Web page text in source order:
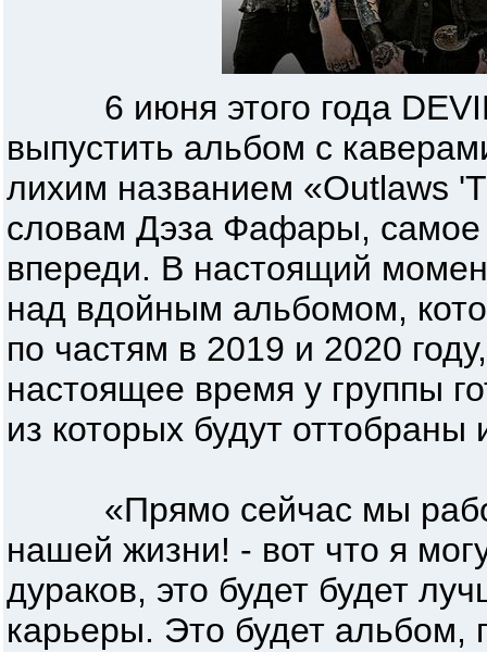
6 июня этого года
выпустить альбом с
лихим названием «Outlaws
словам Дэза Фафары, самое
впереди. В настоящий
над вдойным альбомом,
по частям в 2019 и 2020
настоящее время у группы
из которых будут
«Прямо сейчас мы
нашей жизни! - вот что я
дураков, это будет будет
карьеры. Это будет альбом,